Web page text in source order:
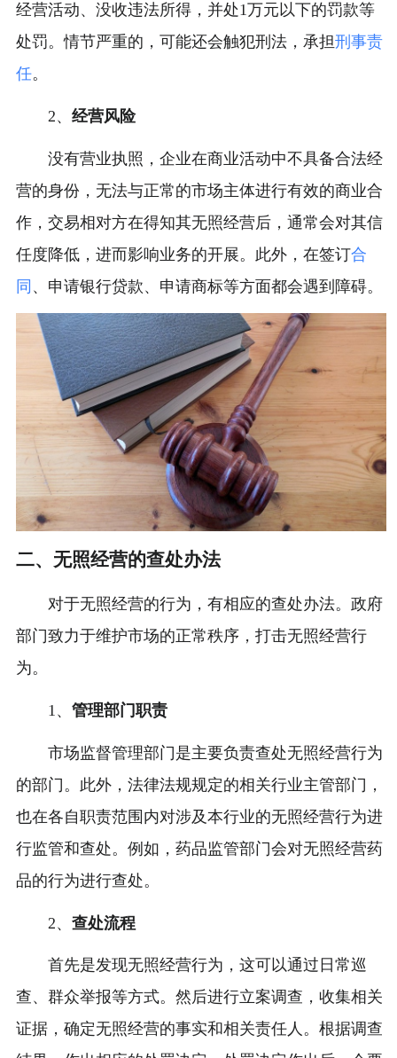
经营活动、没收违法所得，并处1万元以下的罚款等
处罚。情节严重的，可能还会触犯刑法，承担刑事责
任。
2、 经营风险
没有营业执照，企业在商业活动中不具备合法经
营的身份，无法与正常的市场主体进行有效的商业合
作，交易相对方在得知其无照经营后，通常会对其信
任度降低，进而影响业务的开展。此外，在签订合
同 、申请银行贷款、申请商标等方面都会遇到障碍。
二、无照经营的查处办法
对于无照经营的行为，有相应的查处办法。政府
部门致力于维护市场的正常秩序，打击无照经营行
为。
1、 管理部门职责
市场监督管理部门是主要负责查处无照经营行为
的部门。此外，法律法规规定的相关行业主管部门，
也在各自职责范围内对涉及本行业的无照经营行为进
行监管和查处。例如，药品监管部门会对无照经营药
品的行为进行查处。
2、 查处流程
首先是发现无照经营行为，这可以通过日常巡
查、群众举报等方式。然后进行立案调查，收集相关
证据，确定无照经营的事实和相关责任人。根据调查